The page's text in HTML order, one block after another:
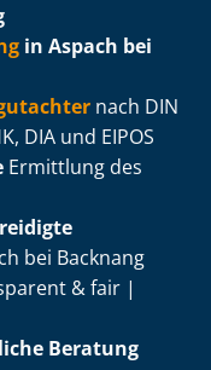
in Aspach bei
nach DIN
DIA und EIPOS
Ermittlung des
bei Backnang
& fair |
Beratung